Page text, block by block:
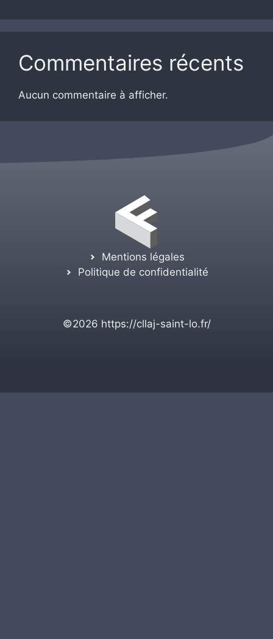
Commentaires récents
Aucun commentaire à afficher.
Mentions légales
Politique de confidentialité
©2026 https://cllaj-saint-lo.fr/